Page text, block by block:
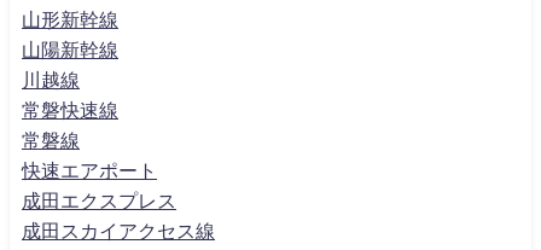
山形新幹線
山陽新幹線
川越線
常磐快速線
常磐線
快速エアポート
成田エクスプレス
成田スカイアクセス線